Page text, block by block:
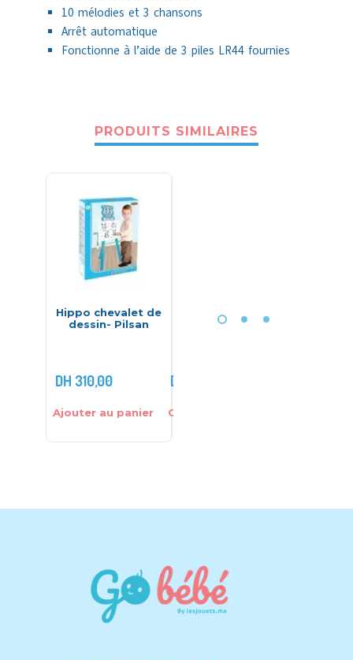
10 mélodies et 3 chansons
Arrêt automatique
Fonctionne à l’aide de 3 piles LR44 fournies
PRODUITS SIMILAIRES
Hippo chevalet de
dessin- Pilsan
DH 310,00
Ajouter au panier
Lumi tablette
découverte –
DH
Choix des options